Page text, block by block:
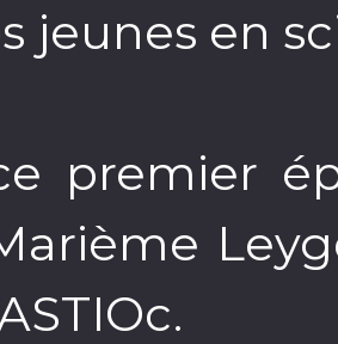
jeunes en
premier